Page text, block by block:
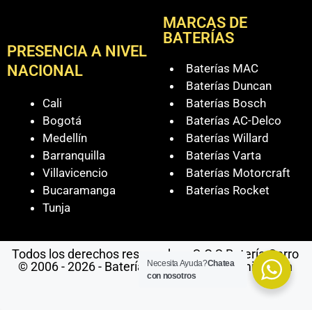
PRESENCIA A NIVEL
NACIONAL
Cali
Bogotá
Medellín
Barranquilla
Villavicencio
Bucaramanga
Tunja
MARCAS DE
BATERÍAS
Baterías MAC
Baterías Duncan
Baterías Bosch
Baterías AC-Delco
Baterías Willard
Baterías Varta
Baterías Motorcraft
Baterías Rocket
Todos los derechos reservados - S.O.S Batería Carro
© 2006 - 2026 - Baterías Para Carro a Domicilio en
Cali
Necesita Ayuda?Chatea
con nosotros